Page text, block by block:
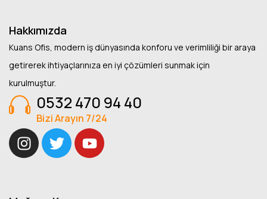
Hakkımızda
Kuans Ofis, modern iş dünyasında konforu ve verimliliği bir araya
getirerek ihtiyaçlarınıza en iyi çözümleri sunmak için
kurulmuştur.
0532 470 94 40
Bizi Arayın 7/24